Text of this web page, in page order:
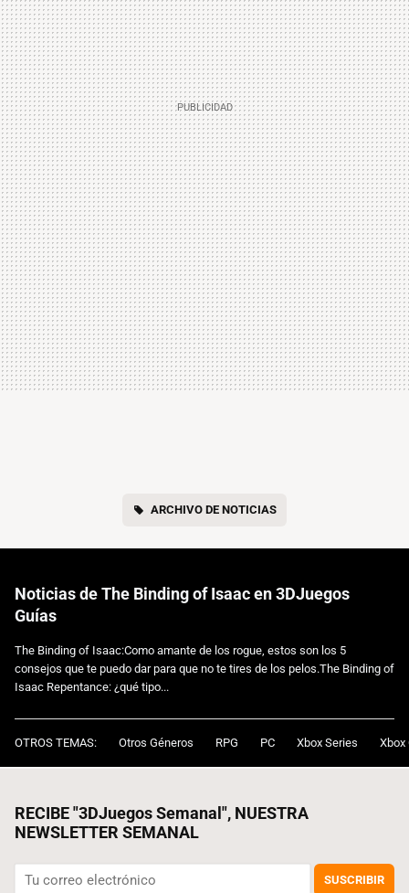
ARCHIVO DE NOTICIAS
Noticias de The Binding of Isaac en 3DJuegos
Guías
The Binding of Isaac:Como amante de los rogue, estos son los 5
consejos que te puedo dar para que no te tires de los pelos.The Binding of
Isaac Repentance: ¿qué tipo...
OTROS TEMAS: Otros Géneros RPG PC Xbox Series Xbox
RECIBE "3DJuegos Semanal", NUESTRA
NEWSLETTER SEMANAL
SUSCRIBIR